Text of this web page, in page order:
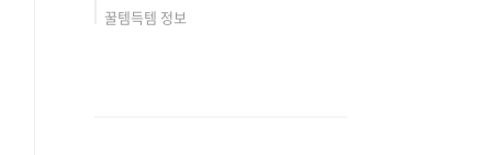
꿀템득템 정보